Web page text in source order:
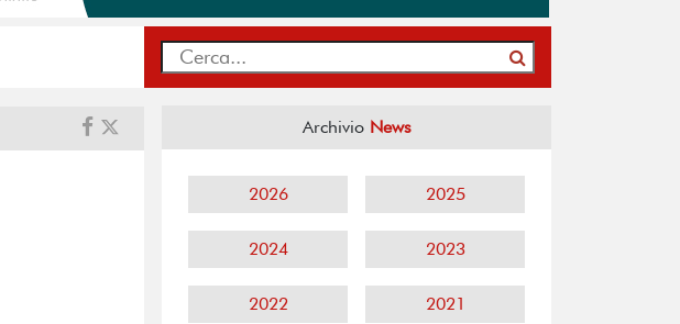
Archivio News
2026 2025
2024 2023
2022 2021